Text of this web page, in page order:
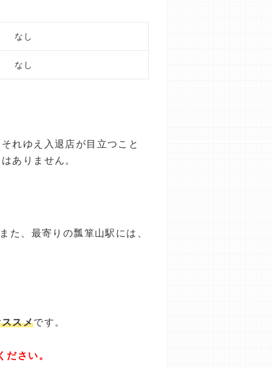
なし
なし
れゆえ入退店が目立つこと
ありません。
た、最寄りの瓢箪山駅には、
スメです。
さい。